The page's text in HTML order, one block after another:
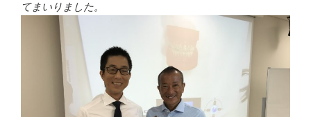
てまいりました。